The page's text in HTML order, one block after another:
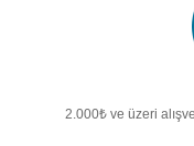
2.000₺ ve üzeri